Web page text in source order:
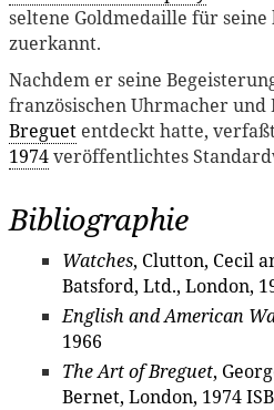
seltene Goldmedaille für
zuerkannt.
Nachdem er seine
französischen Uhrmacher
Breguet entdeckt hatte,
1974veröffentlichtes
Bibliographie
Watches, Clutton, Cecil
Batsford, Ltd., London,
English and American
1966
The Art of Breguet,
Bernet, London, 1974